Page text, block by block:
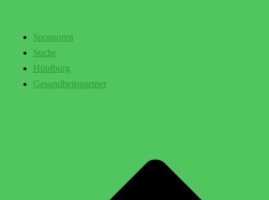
Sponsoren
Suche
Hüpfburg
Gesundheitspartner